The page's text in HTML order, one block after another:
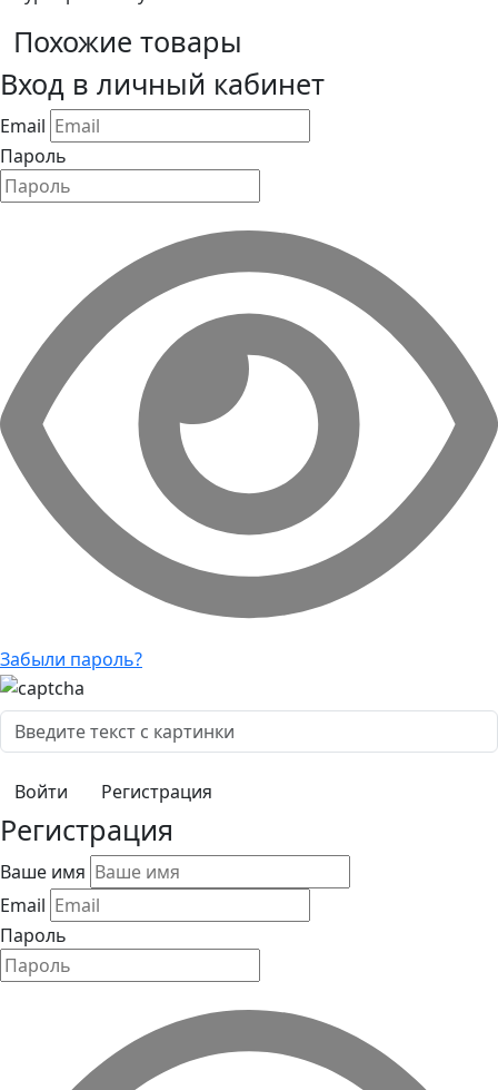
Похожие товары
Вход в личный кабинет
Email
Пароль
Забыли пароль?
Регистрация
Регистрация
Ваше имя
Email
Пароль